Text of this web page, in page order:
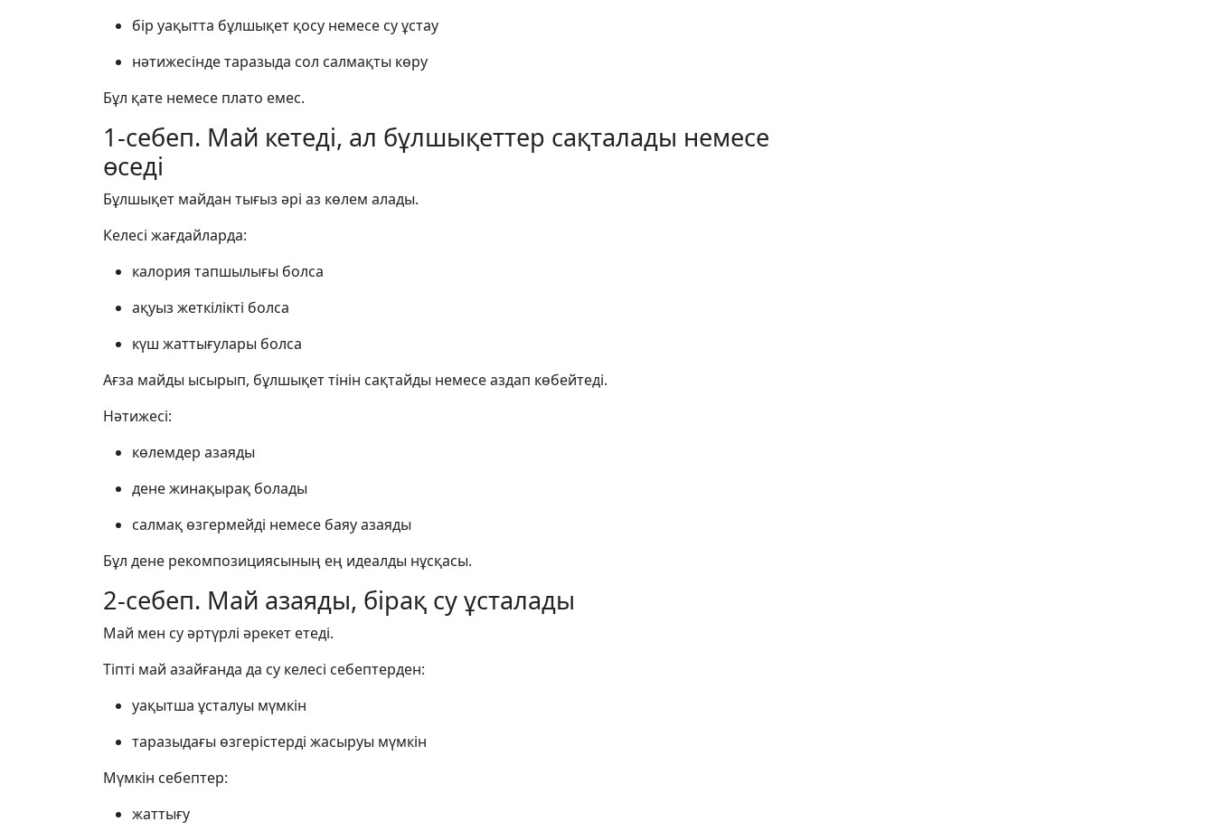
бір уақытта бұлшықет қосу немесе су ұстау
нәтижесінде таразыда сол салмақты көру
Бұл қате немесе плато емес.
1-себеп. Май кетеді, ал бұлшықеттер сақталады немесе
өседі
Бұлшықет майдан тығыз әрі аз көлем алады.
Келесі жағдайларда:
калория тапшылығы болса
ақуыз жеткілікті болса
күш жаттығулары болса
Ағза майды ысырып, бұлшықет тінін сақтайды немесе аздап көбейтеді.
Нәтижесі:
көлемдер азаяды
дене жинақырақ болады
салмақ өзгермейді немесе баяу азаяды
Бұл дене рекомпозициясының ең идеалды нұсқасы.
2-себеп. Май азаяды, бірақ су ұсталады
Май мен су әртүрлі әрекет етеді.
Тіпті май азайғанда да су келесі себептерден:
уақытша ұсталуы мүмкін
таразыдағы өзгерістерді жасыруы мүмкін
Мүмкін себептер:
жаттығу